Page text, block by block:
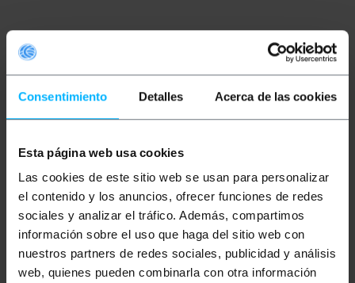
Consentimiento Detalles Acerca de las cookies
Esta página web usa cookies
Las cookies de este sitio web se usan para personalizar
el contenido y los anuncios, ofrecer funciones de redes
sociales y analizar el tráfico. Además, compartimos
información sobre el uso que haga del sitio web con
nuestros partners de redes sociales, publicidad y análisis
web, quienes pueden combinarla con otra información
Opis
Kabel koncentryczny typu RG59 o długości 2
metrów. Posiada męskie złącza BNC na obu
końcach. Wykonany z wysokiej jakości PVC, co
Idealny do transmisji sygnałów wideo i audio o
wysokiej częstotliwości między różnymi
urządzeniami elektronicznymi.
Specyfikacje
Kabel koncentryczny typu RG59 75 omów.
Posiada męskie złącza BNC na obu końcach.
Wykonany z wysokiej jakości PVC, co
zapewnia mu elastyczność i długą
żywotność.